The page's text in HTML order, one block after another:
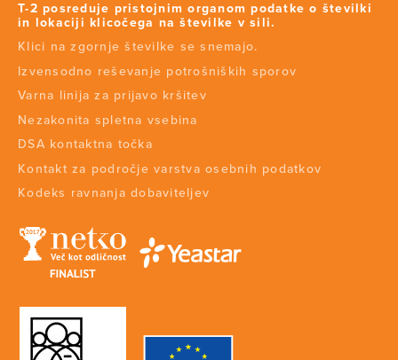
T-2 posreduje pristojnim organom podatke o številki
in lokaciji klicočega na številke v sili.
Klici na zgornje številke se snemajo.
Izvensodno reševanje potrošniških sporov
Varna linija za prijavo kršitev
Nezakonita spletna vsebina
DSA kontaktna točka
Kontakt za področje varstva osebnih podatkov
Kodeks ravnanja dobaviteljev